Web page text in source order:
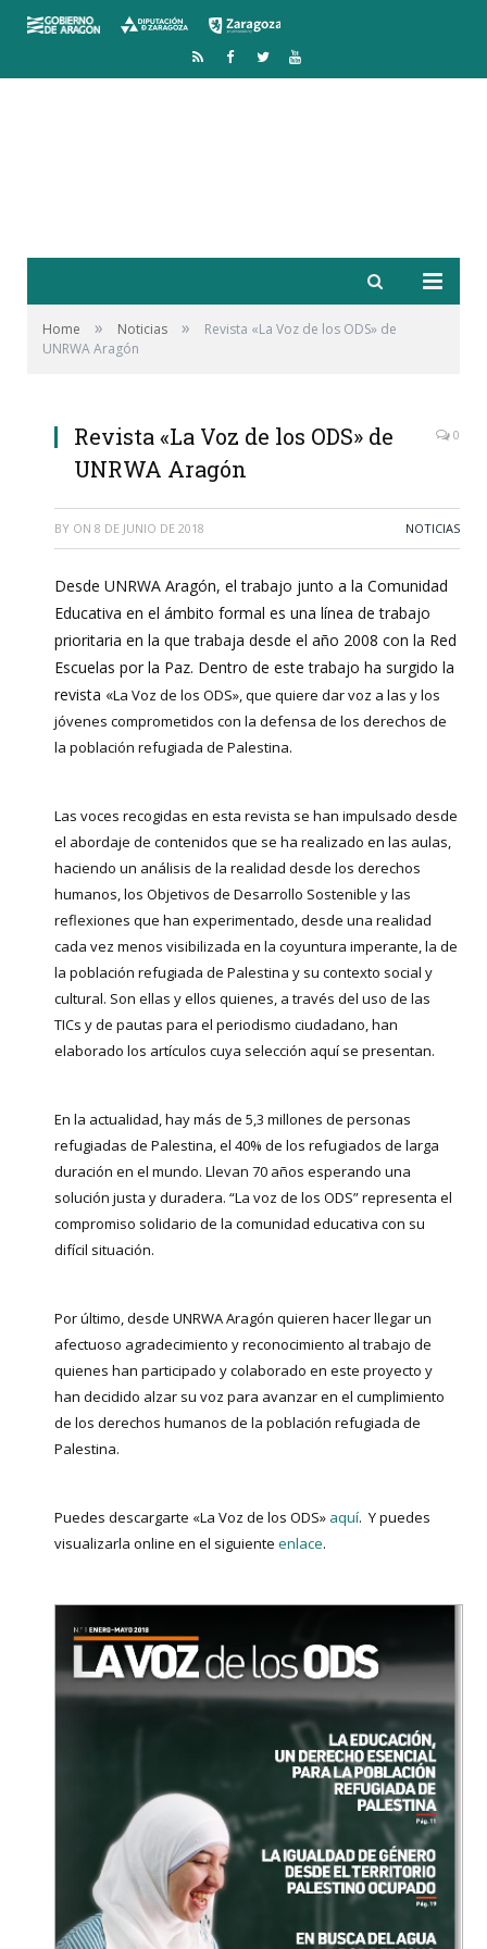
RSS Facebook
TwitterYouTube
Home » Noticias »
Revista «La Voz de los ODS» de
UNRWA Aragón
Revista «La Voz de los ODS» de
UNRWA Aragón
0
BY ON 8 DE JUNIO DE 2018 NOTICIAS
Desde UNRWA Aragón, el trabajo junto a la Comunidad
Educativa en el ámbito formal es una línea de trabajo
prioritaria en la que trabaja desde el año 2008 con la Red
Escuelas por la Paz. Dentro de este trabajo ha surgido la
revista «La Voz de los ODS», que quiere dar voz a las y los
jóvenes comprometidos con la defensa de los derechos de
la población refugiada de Palestina.
Las voces recogidas en esta revista se han impulsado desde
el abordaje de contenidos que se ha realizado en las aulas,
haciendo un análisis de la realidad desde los derechos
humanos, los Objetivos de Desarrollo Sostenible y las
reflexiones que han experimentado, desde una realidad
cada vez menos visibilizada en la coyuntura imperante, la de
la población refugiada de Palestina y su contexto social y
cultural. Son ellas y ellos quienes, a través del uso de las
TICs y de pautas para el periodismo ciudadano, han
elaborado los artículos cuya selección aquí se presentan.
En la actualidad, hay más de 5,3 millones de personas
refugiadas de Palestina, el 40% de los refugiados de larga
duración en el mundo. Llevan 70 años esperando una
solución justa y duradera. “La voz de los ODS” representa el
compromiso solidario de la comunidad educativa con su
difícil situación.
Por último, desde UNRWA Aragón quieren hacer llegar un
afectuoso agradecimiento y reconocimiento al trabajo de
quienes han participado y colaborado en este proyecto y
han decidido alzar su voz para avanzar en el cumplimiento
de los derechos humanos de la población refugiada de
Palestina.
Puedes descargarte «La Voz de los ODS» aquí. Y puedes
visualizarla online en el siguiente enlace.